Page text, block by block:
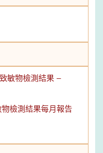
敏物檢測結果 –
檢測結果每月報告